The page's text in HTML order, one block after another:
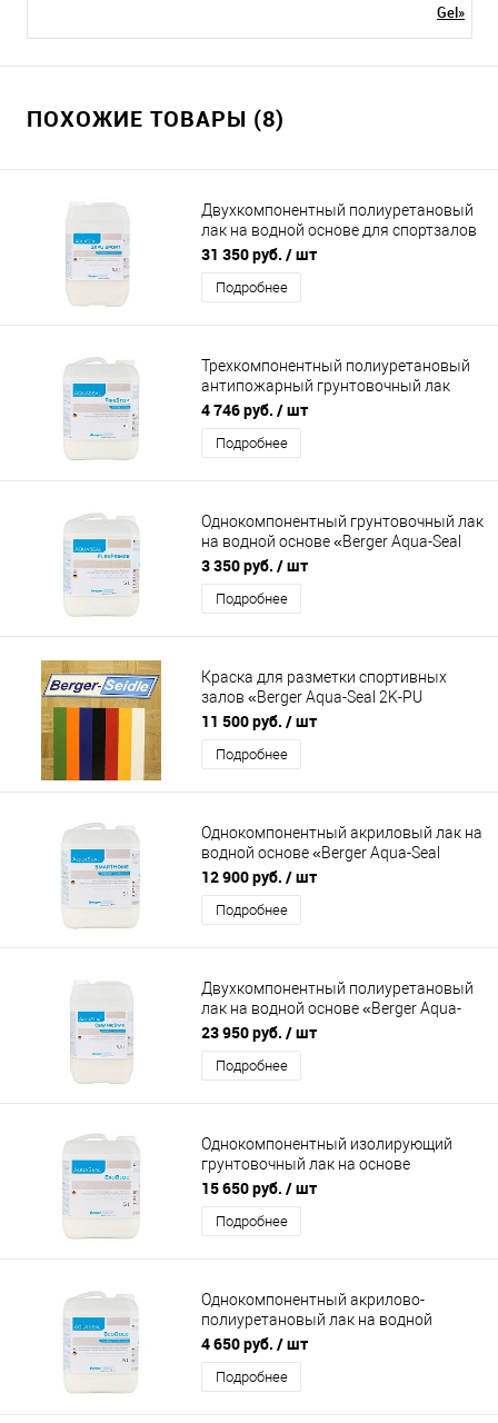
Gel»
ПОХОЖИЕ ТОВАРЫ (8)
Двухкомпонентный полиуретановый
лак на водной основе для спортзалов
"Berger Aqua-Seal 2KPU Sport"
31 350 руб. / шт
Подробнее
Трехкомпонентный полиуретановый
антипожарный грунтовочный лак
«Berger Aqua-Seal Fire Stop"
4 746 руб. / шт
Подробнее
Однокомпонентный грунтовочный лак
на водной основе «Berger Aqua-Seal
Flex Primer»
3 350 руб. / шт
Подробнее
Краска для разметки спортивных
залов «Berger Aqua-Seal 2K-PU
Spielfeldmarkierungsfarbe»
11 500 руб. / шт
Подробнее
Однокомпонентный акриловый лак на
водной основе «Berger Aqua-Seal
SmartHome»
12 900 руб. / шт
Подробнее
Двухкомпонентный полиуретановый
лак на водной основе «Berger Aqua-
Seal CeramicStar»
23 950 руб. / шт
Подробнее
Однокомпонентный изолирующий
грунтовочный лак на основе
акрилатных полиме «Berger Aqua-Seal
ExoBloc"
15 650 руб. / шт
Подробнее
Однокомпонентный акрилово-
полиуретановый лак на водной
основе «Berger Aqua-Seal EcoGold»
4 650 руб. / шт
Подробнее